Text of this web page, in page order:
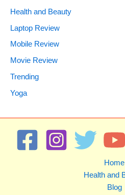
Health and Beauty
Laptop Review
Mobile Review
Movie Review
Trending
Yoga
Home
Health and
Blog